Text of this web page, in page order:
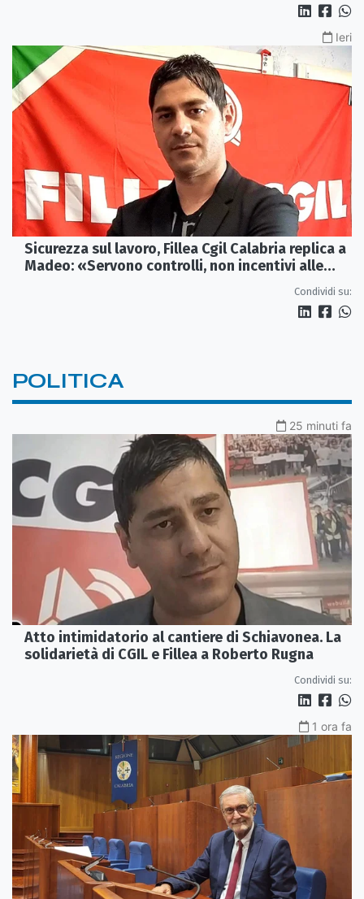
Ieri
Sicurezza sul lavoro, Fillea Cgil Calabria replica a
Madeo: «Servono controlli, non incentivi alle
Condividi su:
POLITICA
25 minuti fa
Atto intimidatorio al cantiere di Schiavonea. La
solidarietà di CGIL e Fillea a Roberto Rugna
Condividi su:
1 ora fa